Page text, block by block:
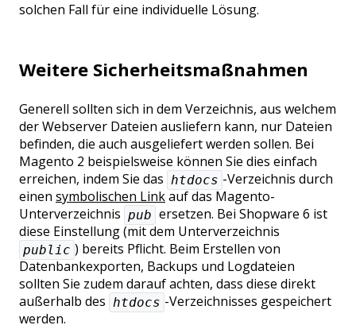
solchen Fall für eine individuelle Lösung.
Weitere Sicherheitsmaßnahmen
Generell sollten sich in dem Verzeichnis, aus welchem
der Webserver Dateien ausliefern kann, nur Dateien
befinden, die auch ausgeliefert werden sollen. Bei
Magento 2 beispielsweise können Sie dies einfach
erreichen, indem Sie das htdocs -Verzeichnis durch
einen symbolischen Linkauf das Magento-
Unterverzeichnis pub ersetzen. Bei Shopware 6 ist
diese Einstellung (mit dem Unterverzeichnis
public ) bereits Pflicht. Beim Erstellen von
Datenbankexporten, Backups und Logdateien
sollten Sie zudem darauf achten, dass diese direkt
außerhalb des htdocs -Verzeichnisses gespeichert
werden.